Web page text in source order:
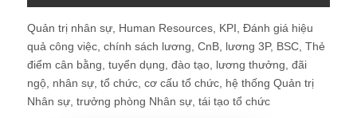
Quản trị nhân sự, Human Resources, KPI, Đánh giá hiệu
quả công việc, chính sách lương, CnB, lương 3P, BSC, Thẻ
điểm cân bằng, tuyển dụng, đào tạo, lương thưởng, đãi
ngộ, nhân sự, tổ chức, cơ cấu tổ chức, hệ thống Quản trị
Nhân sự, trưởng phòng Nhân sự, tái tạo tổ chức